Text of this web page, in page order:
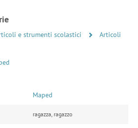
e strumenti scolastici
Articoli
Maped
ragazza, ragazzo